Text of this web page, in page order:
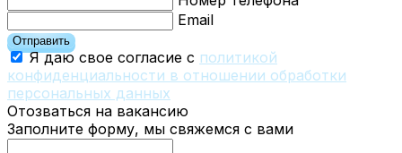
Email
Отправить
Я даю свое согласие с политикой
конфиденциальности в отношении обработки
персональных данных
Отозваться на вакансию
Заполните форму, мы свяжемся с вами